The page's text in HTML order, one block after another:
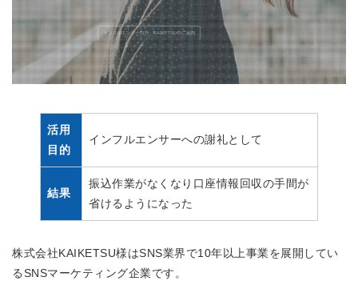
活用
目的
インフルエンサーへの謝礼として
結果
振込作業がなくなり口座情報回収の手間が
省けるようになった
株式会社KAIKETSU様はSNS業界で10年以上事業を展開してい
るSNSマーケティング企業です。